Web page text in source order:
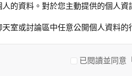
的資料。對於您主動提供的個人
室或討論區中任意公開個人資料
佳的互動性服務，可能會請您提供相
已閱讀並同意